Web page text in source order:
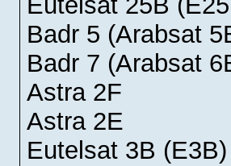
Badr 5 (Arabsat
Badr 7 (Arabsat
Astra 2F
Astra 2E
Eutelsat 3B (E3B)